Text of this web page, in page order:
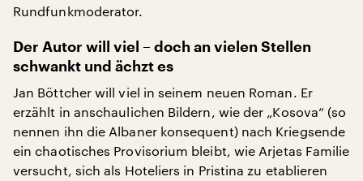
Rundfunkmoderator.
Der Autor will viel – doch an vielen Stellen
schwankt und ächzt es
Jan Böttcher will viel in seinem neuen Roman. Er
erzählt in anschaulichen Bildern, wie der „Kosova“ (so
nennen ihn die Albaner konsequent) nach Kriegsende
ein chaotisches Provisorium bleibt, wie Arjetas Familie
versucht, sich als Hoteliers in Pristina zu etablieren